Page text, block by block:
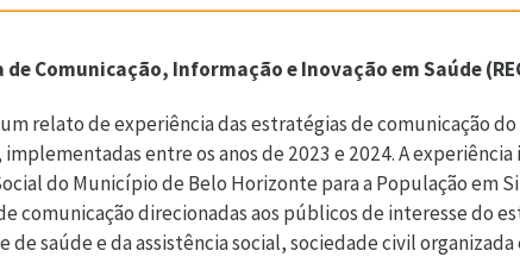
Comunicação, Informação e Inovação em Saúde
relato de experiência das estratégias de comunicação
entre os anos de 2023 e 2024. A
do Município de Belo Horizonte para a População em
comunicação direcionadas aos públicos de interesse do
de saúde e da assistência social, sociedade civil